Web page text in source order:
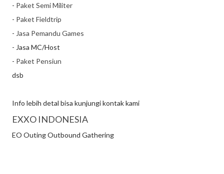
- Paket Semi Militer
- Paket Fieldtrip
- Jasa Pemandu Games
- Jasa MC/Host
- Paket Pensiun
dsb
Info lebih detal bisa kunjungi kontak kami
EXXO INDONESIA
EO Outing Outbound Gathering